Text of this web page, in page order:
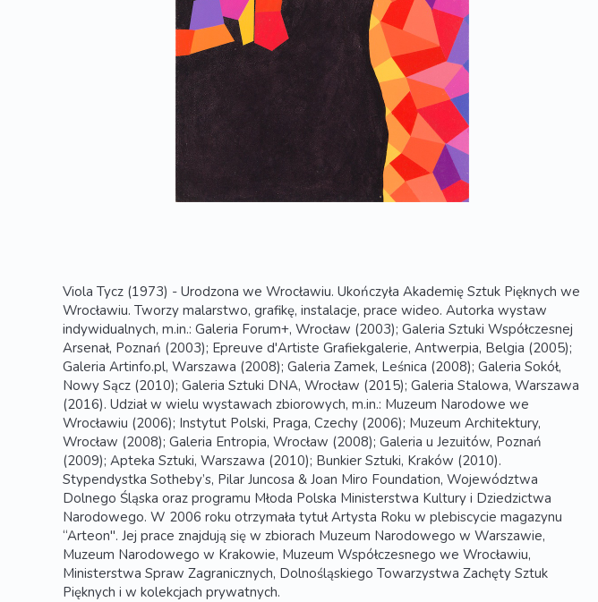
Viola Tycz (1973) - Urodzona we Wrocławiu. Ukończyła Akademię Sztuk Pięknych we
Wrocławiu. Tworzy malarstwo, grafikę, instalacje, prace wideo. Autorka wystaw
indywidualnych, m.in.: Galeria Forum+, Wrocław (2003); Galeria Sztuki Współczesnej
Arsenał, Poznań (2003); Epreuve d'Artiste Grafiekgalerie, Antwerpia, Belgia (2005);
Galeria Artinfo.pl, Warszawa (2008); Galeria Zamek, Leśnica (2008); Galeria Sokół,
Nowy Sącz (2010); Galeria Sztuki DNA, Wrocław (2015); Galeria Stalowa, Warszawa
(2016). Udział w wielu wystawach zbiorowych, m.in.: Muzeum Narodowe we
Wrocławiu (2006); Instytut Polski, Praga, Czechy (2006); Muzeum Architektury,
Wrocław (2008); Galeria Entropia, Wrocław (2008); Galeria u Jezuitów, Poznań
(2009); Apteka Sztuki, Warszawa (2010); Bunkier Sztuki, Kraków (2010).
Stypendystka Sotheby’s, Pilar Juncosa & Joan Miro Foundation, Województwa
Dolnego Śląska oraz programu Młoda Polska Ministerstwa Kultury i Dziedzictwa
Narodowego. W 2006 roku otrzymała tytuł Artysta Roku w plebiscycie magazynu
“Arteon". Jej prace znajdują się w zbiorach Muzeum Narodowego w Warszawie,
Muzeum Narodowego w Krakowie, Muzeum Współczesnego we Wrocławiu,
Ministerstwa Spraw Zagranicznych, Dolnośląskiego Towarzystwa Zachęty Sztuk
Pięknych i w kolekcjach prywatnych.